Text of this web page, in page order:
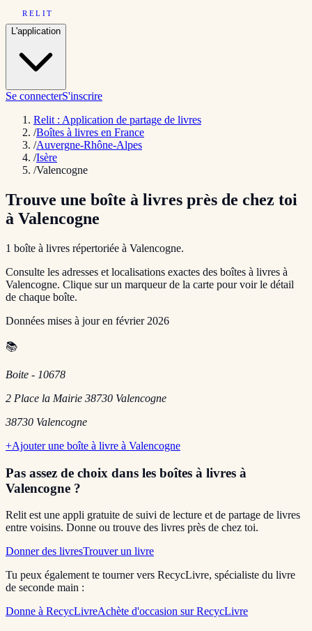
RELIT
L'application
Se connecterS'inscrire
Relit : Application de partage de livres
/Boîtes à livres en France
/Auvergne-Rhône-Alpes
/Isère
/Valencogne
Trouve une boîte à livres près de chez toi
à Valencogne
1 boîte à livres répertoriée à Valencogne.
Consulte les adresses et localisations exactes des boîtes à livres à
Valencogne. Clique sur un marqueur de la carte pour voir le détail
de chaque boîte.
Données mises à jour en février 2026
📚
Boite - 10678
2 Place la Mairie 38730 Valencogne
38730 Valencogne
+Ajouter une boîte à livre à Valencogne
Pas assez de choix dans les boîtes à livres à
Valencogne ?
Relit est une appli gratuite de suivi de lecture et de partage de livres
entre voisins. Donne ou trouve des livres près de chez toi.
Donner des livresTrouver un livre
Tu peux également te tourner vers RecycLivre, spécialiste du livre
de seconde main :
Donne à RecycLivreAchète d'occasion sur RecycLivre